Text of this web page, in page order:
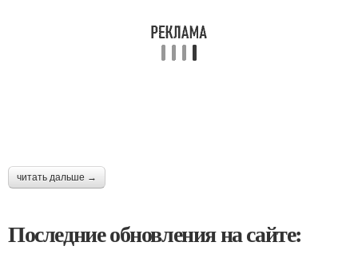
читать дальше →
Последние обновления на сайте: